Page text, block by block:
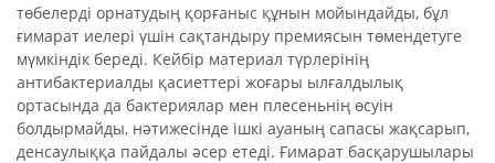
төбелерді орнатудың қорғаныс құнын мойындайды, бұл
ғимарат иелері үшін сақтандыру премиясын төмендетуге
мүмкіндік береді. Кейбір материал түрлерінің
антибактериалды қасиеттері жоғары ылғалдылық
ортасында да бактериялар мен плесеньнің өсуін
болдырмайды, нәтижесінде ішкі ауаның сапасы жақсарып,
денсаулыққа пайдалы әсер етеді. Ғимарат басқарушылары